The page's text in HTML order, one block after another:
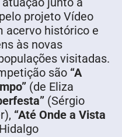
projeto Vídeo
acervo histórico e
às novas
visitadas.
são “A
(de Eliza
(Sérgio
“Até Onde a Vista